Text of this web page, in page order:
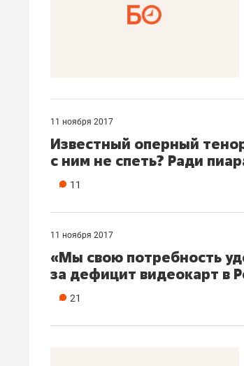
11 ноября 2017
Известный оперный
с ним не спеть? Ради
11
11 ноября 2017
«Мы свою потребность
за дефицит видеокарт в
21